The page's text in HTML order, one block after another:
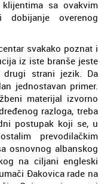
sa ovakvim
dobijanje overenog
svakako poznat i
iz iste branše jeste
drugi strani jezik. Da
jednostavan primer.
materijal izvorno
razloga, treba
postupak koji se, u
prevodilačkim
osnovnog albanskog
na ciljani engleski
Đakovica rade na